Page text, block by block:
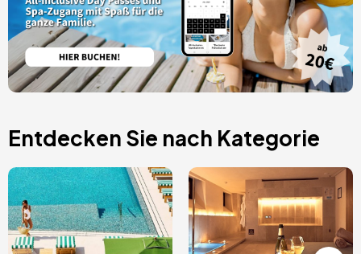
Entdecken Sie nach Kategorie